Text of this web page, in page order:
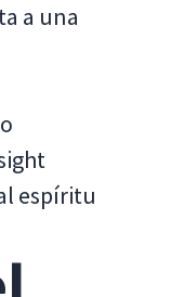
a una
espíritu